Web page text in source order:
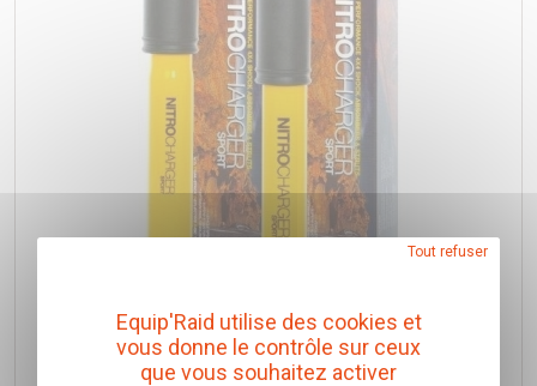
Equip'Raid utilise des cookies et
vous donne le contrôle sur ceux
que vous souhaitez activer
Tout refuser